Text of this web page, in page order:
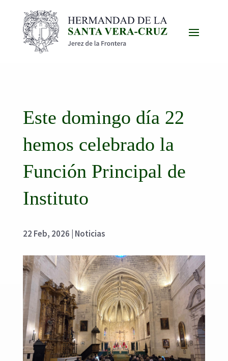
Este domingo día 22
hemos celebrado la
Función Principal de
Instituto
22 Feb, 2026 Noticias